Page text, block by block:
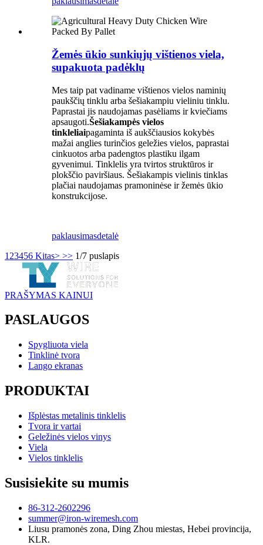
Žemės ūkio sunkiųjų vištienos viela,
supakuota padėklų
Mes taip pat vadiname vištienos vielos naminių
paukščių tinklu arba šešiakampiu vieliniu tinklu.
Paprastai jis naudojamas pasėliams ir kviečiams
apsaugoti.Šešiakampės vielos
tinkleliaipagaminta iš aukščiausios kokybės
mažai anglies turinčios geležies vielos, paprastai
cinkuotos arba padengtos plastiku ilgam
gyvenimui. Tinklelis yra tvirtos struktūros ir
plokščio paviršiaus. Šešiakampis vielinis tinklas
plačiai naudojamas pramoninėse ir žemės ūkio
konstrukcijose.
paklausimasdetalė
1 23456 Kitas> >> 1/7 puslapis
PRAŠYMAS KAINUI
PASLAUGOS
Spygliuota viela
Tinklinė tvora
Lango ekranas
PRODUKTAI
Išplėstas metalinis tinklelis
Tvora ir vartai
Geležinės vielos vinys
Viela
Vielos tinklelis
Susisiekite su mumis
86-312-2602296
summer@iron-wiremesh.com
Liusu pramonės zona, Ding Zhou miestas, Hebei provincija,
KLR.